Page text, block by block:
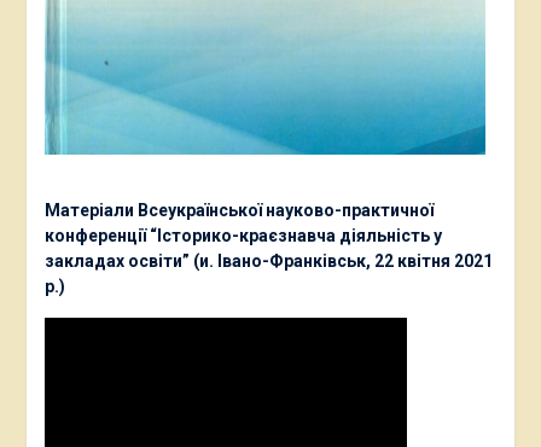
Матеріали Всеукраїнської науково-практичної
конференції “Історико-краєзнавча діяльність у
закладах освіти” (и. Івано-Франківськ, 22 квітня 2021
р.)